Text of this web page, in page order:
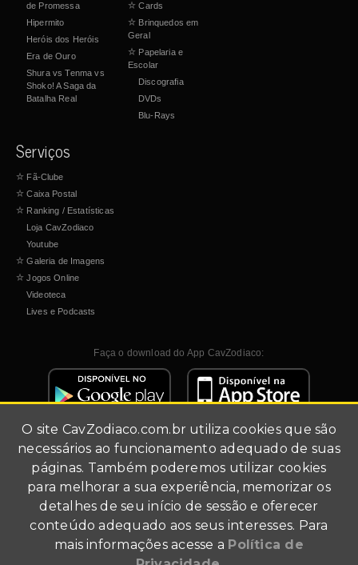
O site CavZodiaco.com.br utiliza cookies que são
necessários ao funcionamento adequado de suas
páginas. Também poderemos utilizar cookies
para melhorar a sua experiência, memorizar os
detalhes de seu início de sessão e oferecer
conteúdo adequado aos seus interesses. Para
mais informações acesse a Política de
de Promessa
Hipermito
Heróis dos Heróis
Era de Ouro
Shura vs Tenma vs
Shoko! A Saga da
Batalha Real
☆ Cards
☆ Brinquedos em
Geral
☆ Papelaria e
Escolar
Discografia
DVDs
Blu-Rays
Serviços
☆ Fã-Clube
☆ Caixa Postal
☆ Ranking / Estatísticas
Loja CavZodiaco
Youtube
☆ Galeria de Imagens
☆ Jogos Online
Videoteca
Lives e Podcasts
Faça o download do App CavZodiaco:
Site de fãs (fã-clube).
Todo conteúdo multimídia foi utilizado para fins de
divulgação.
Agradecimentos a Masami Kurumada, Shueisha, Akita